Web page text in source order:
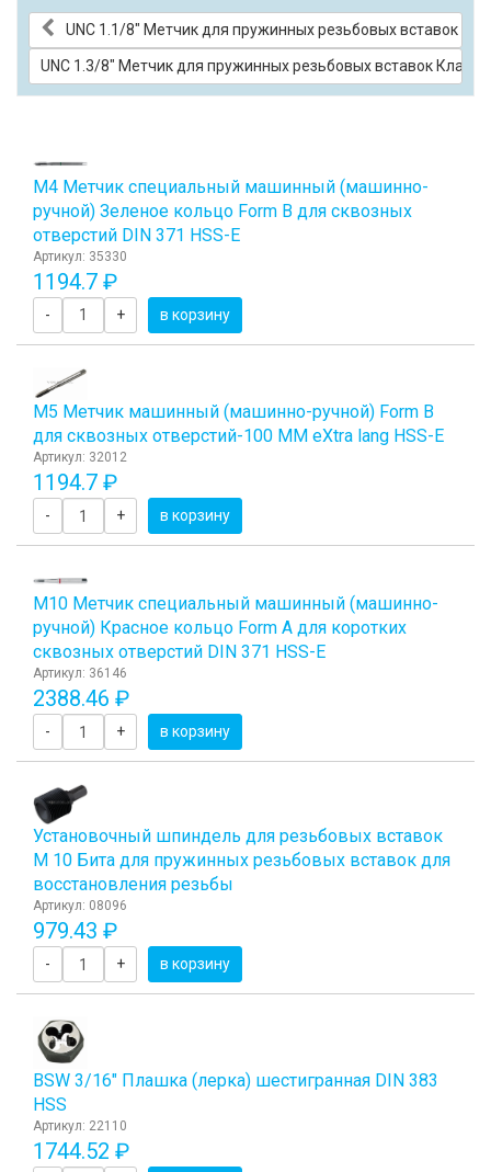
UNC 1.1/8" Метчик для пружинных резьбовых вставок
UNC 1.3/8" Метчик для пружинных резьбовых вставок Класс
М4 Метчик специальный машинный (машинно-
ручной) Зеленое кольцо Form B для сквозных
отверстий DIN 371 HSS-E
Артикул: 35330
1194.7 ₽
- + в корзину
М5 Метчик машинный (машинно-ручной) Form B
для сквозных отверстий-100 ММ eХtra lang HSS-E
Артикул: 32012
1194.7 ₽
- + в корзину
М10 Метчик специальный машинный (машинно-
ручной) Красное кольцо Form A для коротких
сквозных отверстий DIN 371 HSS-E
Артикул: 36146
2388.46 ₽
- + в корзину
Установочный шпиндель для резьбовых вставок
М 10 Бита для пружинных резьбовых вставок для
восстановления резьбы
Артикул: 08096
979.43 ₽
- + в корзину
BSW 3/16" Плашка (лерка) шестигранная DIN 383
HSS
Артикул: 22110
1744.52 ₽